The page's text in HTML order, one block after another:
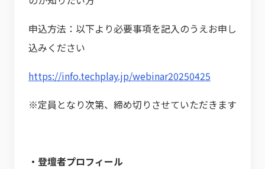
申込方法：以下より必要事項を記入のうえお申し
込みください
https://info.techplay.jp/webinar20250425
※定員となり次第、締め切りさせていただきます
・登壇者プロフィール